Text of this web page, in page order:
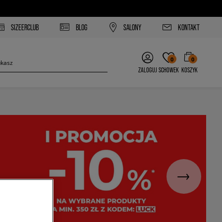
SIZEERCLUB BLOG SALONY KONTAKT
ZALOGUJ
0
SCHOWEK
0
KOSZYK